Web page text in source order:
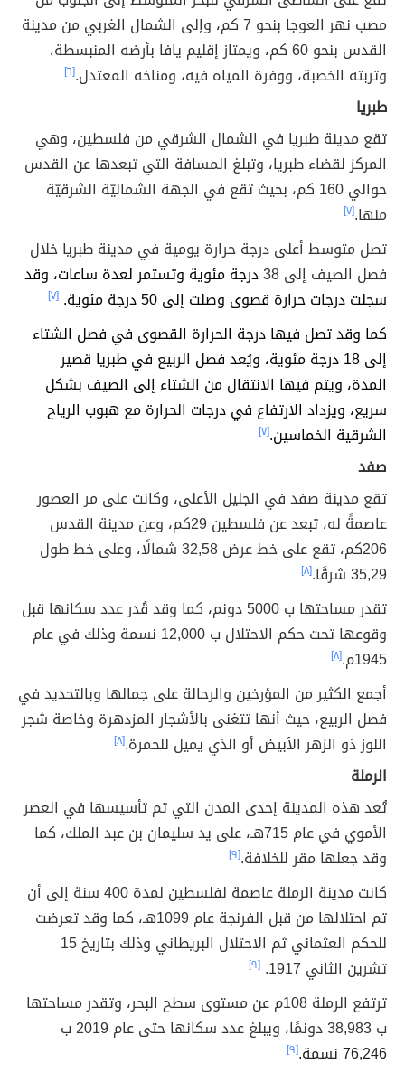
مصب نهر العوجا بنحو 7 كم، وإلى الشمال الغربي من مدينة
القدس بنحو 60 كم، ويمتاز إقليم يافا بأرضه المنبسطة،
وتربته الخصبة، ووفرة المياه فيه، ومناخه المعتدل.[٦]
طبريا
تقع مدينة طبريا في الشمال الشرقي من فلسطين، وهي
المركز لقضاء طبريا، وتبلغ المسافة التي تبعدها عن القدس
حوالي 160 كم، بحيث تقع في الجهة الشماليّة الشرقيّة
منها.[٧]
تصل متوسط أعلى درجة حرارة يومية في مدينة طبريا خلال
فصل الصيف إلى 38
درجة مئوية وتستمر لعدة ساعات، وقد
سجلت درجات حرارة قصوى وصلت إلى 50 درجة مئوية.
[٧]
كما وقد تصل فيها درجة الحرارة القصوى في فصل الشتاء
إلى 18 درجة مئوية، ويُعد فصل الربيع في طبريا قصير
المدة، ويتم فيها الانتقال من الشتاء إلى الصيف بشكل
سريع، ويزداد الارتفاع في درجات الحرارة مع هبوب الرياح
الشرقية الخماسين.[٧]
صفد
تقع مدينة صفد في الجليل الأعلى، وكانت على مر العصور
عاصمةً له، تبعد عن فلسطين 29كم، وعن مدينة القدس
206كم، تقع على خط عرض 32,58 شمالًا، وعلى خط طول
35,29 شرقًا.
[٨]
تقدر مساحتها ب 5000 دونم، كما وقد قُدر عدد سكانها قبل
وقوعها تحت حكم الاحتلال ب 12,000 نسمة وذلك في عام
1945م.
[٨]
أجمع الكثير من المؤرخين والرحالة على جمالها وبالتحديد في
فصل الربيع، حيث أنها تتغنى بالأشجار المزدهرة وخاصة شجر
اللوز ذو الزهر الأبيض أو الذي يميل للحمرة.[٨]
الرملة
تُعد هذه المدينة إحدى المدن التي تم تأسيسها في العصر
الأموي في عام 715هـ، على يد سليمان بن عبد الملك، كما
وقد جعلها مقر للخلافة.[٩]
كانت مدينة الرملة عاصمة لفلسطين لمدة 400 سنة إلى أن
تم احتلالها من قبل الفرنجة عام 1099هـ، كما وقد تعرضت
للحكم العثماني ثم الاحتلال البريطاني وذلك بتاريخ 15
تشرين الثاني 1917.
[٩]
ترتفع الرملة 108م عن مستوى سطح البحر،
وتقدر مساحتها
ب 38,983 دونمًا، ويبلغ عدد سكانها حتى عام 2019 ب
76,246 نسمة.
[٩]